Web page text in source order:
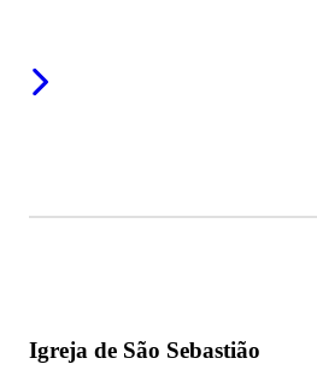
Igreja de São Sebastião